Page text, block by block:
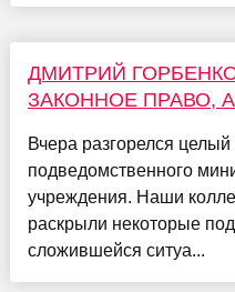
ДМИТРИЙ
ЗАКОННОЕ ПРАВО,
Вчера разгорелся целый
подведомственного
учреждения. Наши
раскрыли некоторые
сложившейся ситуа...